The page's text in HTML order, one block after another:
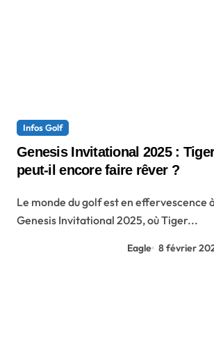
Infos Golf
Genesis Invitational 2025 :
peut-il encore faire rêver ?
Le monde du golf est en effervescence à l’approche du
Genesis Invitational 2025, où Tiger...
Eagle 8 février